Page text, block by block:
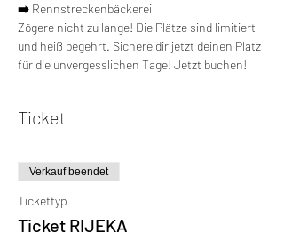
➡️ Rennstreckenbäckerei
Zögere nicht zu lange! Die Plätze sind limitiert
und heiß begehrt. Sichere dir jetzt deinen Platz
für die unvergesslichen Tage! Jetzt buchen!
Ticket
Verkauf beendet
Tickettyp
Ticket RIJEKA